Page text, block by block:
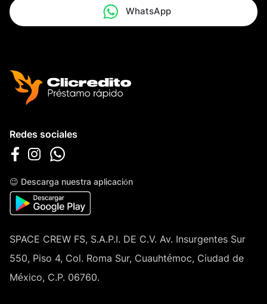
WhatsApp
Redes sociales
😉 Descarga nuestra aplicación
SPACE CREW FS, S.A.P.I. DE C.V. Av. Insurgentes Sur
550, Piso 4, Col. Roma Sur, Cuauhtémoc, Ciudad de
México, C.P. 06760.